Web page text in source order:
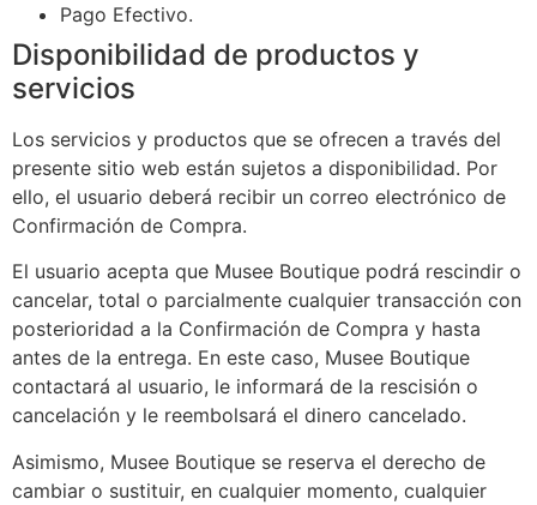
Pago Efectivo.
Disponibilidad de productos y
servicios
Los servicios y productos que se ofrecen a través del
presente sitio web están sujetos a disponibilidad. Por
ello, el usuario deberá recibir un correo electrónico de
Confirmación de Compra.
El usuario acepta que Musee Boutique podrá rescindir o
cancelar, total o parcialmente cualquier transacción con
posterioridad a la Confirmación de Compra y hasta
antes de la entrega. En este caso, Musee Boutique
contactará al usuario, le informará de la rescisión o
cancelación y le reembolsará el dinero cancelado.
Asimismo, Musee Boutique se reserva el derecho de
cambiar o sustituir, en cualquier momento, cualquier